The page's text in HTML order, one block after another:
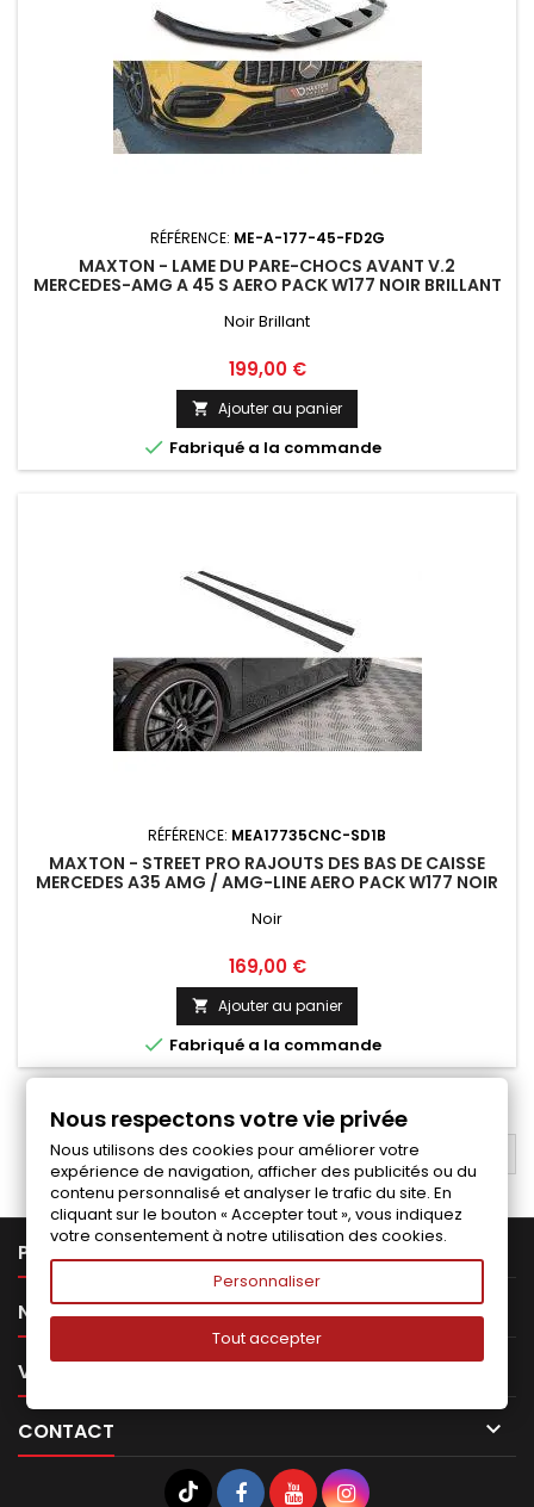
RÉFÉRENCE: ME-A-177-45-FD2G
MAXTON - LAME DU PARE-CHOCS AVANT V.2
MERCEDES-AMG A 45 S AERO PACK W177 NOIR BRILLANT
Noir Brillant
Prix
199,00 €
 Ajouter au panier
 Fabriqué a la commande
RÉFÉRENCE: MEA17735CNC-SD1B
MAXTON - STREET PRO RAJOUTS DES BAS DE CAISSE
MERCEDES A35 AMG / AMG-LINE AERO PACK W177 NOIR
Noir
Prix
169,00 €
 Ajouter au panier
 Fabriqué a la commande
Suivant
RETOUR EN HAUT
PRODUITS
NOTRE SOCIÉTÉ 
VOTRE COMPTE 
CONTACT 
Nous respectons votre vie privée
Nous utilisons des cookies pour améliorer votre
expérience de navigation, afficher des publicités ou du
contenu personnalisé et analyser le trafic du site. En
cliquant sur le bouton « Accepter tout », vous indiquez
votre consentement à notre utilisation des cookies.
Personnaliser
Tout accepter